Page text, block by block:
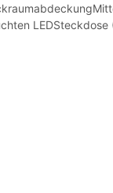
LEDSteckdose